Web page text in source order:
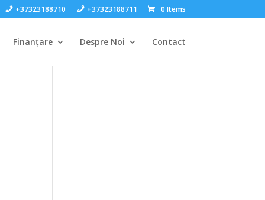
+37323188710 +37323188711 0 Items
Finanțare Despre Noi Contact